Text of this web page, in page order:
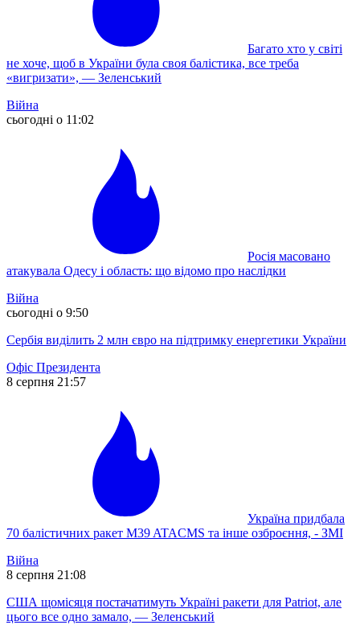
Багато хто у світі
не хоче, щоб в України була своя балістика, все треба
«вигризати», — Зеленський
Війна
сьогодні о 11:02
Росія масовано
атакувала Одесу і область: що відомо про наслідки
Війна
сьогодні о 9:50
Сербія виділить 2 млн євро на підтримку енергетики України
Офіс Президента
8 серпня 21:57
Україна придбала
70 балістичних ракет M39 ATACMS та інше озброєння, - ЗМІ
Війна
8 серпня 21:08
США щомісяця постачатимуть Україні ракети для Patriot, але
цього все одно замало, — Зеленський